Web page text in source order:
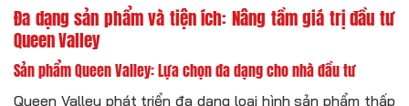
Đa dạng sản phẩm và tiện ích: Nâng tầm giá trị đầu tư
Queen Valley
Sản phẩm Queen Valley: Lựa chọn đa dạng cho nhà đầu tư
Queen Valley phát triển đa dạng loại hình sản phẩm thấp